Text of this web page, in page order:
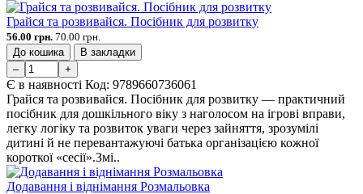
Грайся та розвивайся. Посібник для розвитку
56.00 грн. 70.00 грн.
До кошика
В закладки
–
+
Є в наявності Код: 9789660736061
Грайся та розвивайся. Посібник для розвитку — практичний
посібник для дошкільного віку з наголосом на ігрові вправи,
легку логіку та розвиток уваги через зайняття, зрозумілі
дитині й не перевантажуючі батька організацією кожної
короткої «сесії».Змі..
Додавання і віднімання Розмальовка